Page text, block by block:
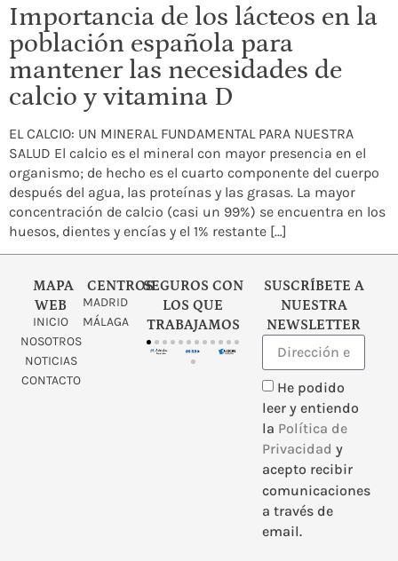
Importancia de los lácteos en la
población española para
mantener las necesidades de
calcio y vitamina D
EL CALCIO: UN MINERAL FUNDAMENTAL PARA NUESTRA
SALUD El calcio es el mineral con mayor presencia en el
organismo; de hecho es el cuarto componente del cuerpo
después del agua, las proteínas y las grasas. La mayor
concentración de calcio (casi un 99%) se encuentra en los
huesos, dientes y encías y el 1% restante […]
MAPA
WEB
INICIO
NOSOTROS
NOTICIAS
CONTACTO
CENTROS
MADRID
MÁLAGA
SEGUROS CON
LOS QUE
TRABAJAMOS
SUSCRÍBETE A
NUESTRA
NEWSLETTER
He podido
leer y entiendo
la Política de
Privacidad y
acepto recibir
comunicaciones
a través de
email.